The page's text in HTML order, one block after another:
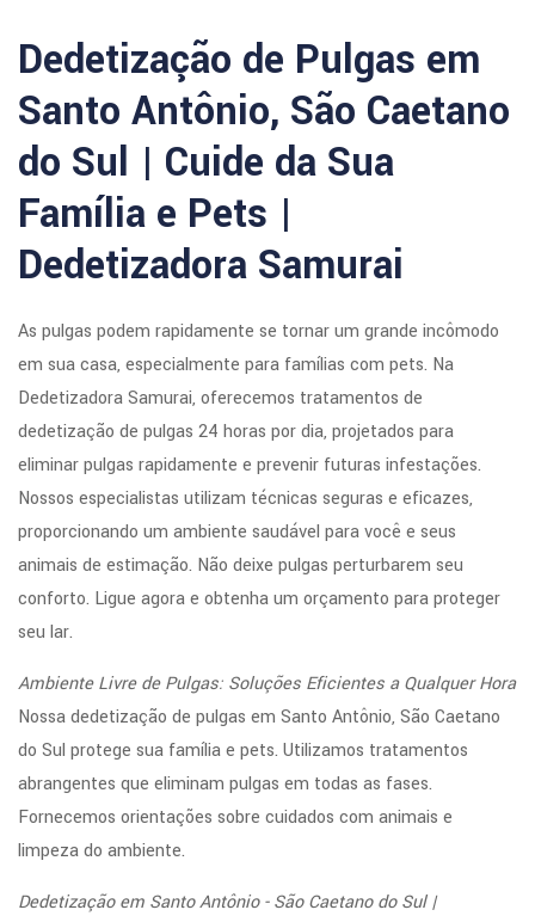
Dedetização de Pulgas em
Santo Antônio, São Caetano
do Sul | Cuide da Sua
Família e Pets |
Dedetizadora Samurai
As pulgas podem rapidamente se tornar um grande incômodo
em sua casa, especialmente para famílias com pets. Na
Dedetizadora Samurai, oferecemos tratamentos de
dedetização de pulgas 24 horas por dia, projetados para
eliminar pulgas rapidamente e prevenir futuras infestações.
Nossos especialistas utilizam técnicas seguras e eficazes,
proporcionando um ambiente saudável para você e seus
animais de estimação. Não deixe pulgas perturbarem seu
conforto. Ligue agora e obtenha um orçamento para proteger
seu lar.
Ambiente Livre de Pulgas: Soluções Eficientes a Qualquer Hora
Nossa dedetização de pulgas em Santo Antônio, São Caetano
do Sul protege sua família e pets. Utilizamos tratamentos
abrangentes que eliminam pulgas em todas as fases.
Fornecemos orientações sobre cuidados com animais e
limpeza do ambiente.
Dedetização em Santo Antônio - São Caetano do Sul |